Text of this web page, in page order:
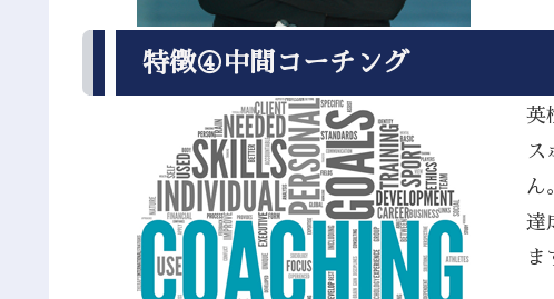
特徴④中間コーチング
英
ん
達
ま